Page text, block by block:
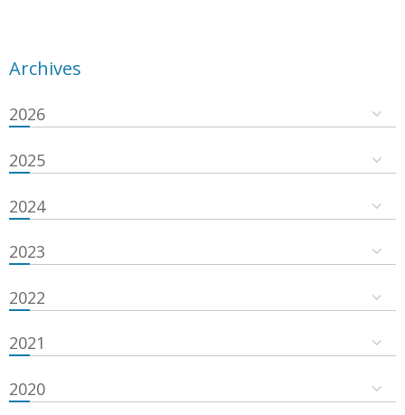
Archives
2026
2025
2024
2023
2022
2021
2020